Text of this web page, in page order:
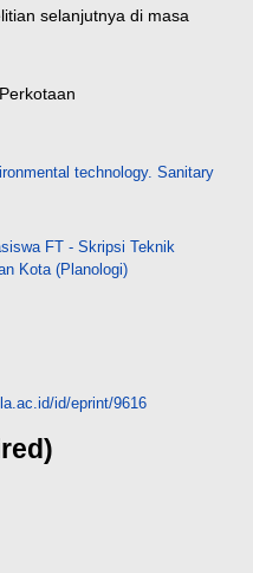
selanjutnya di masa
technology. Sanitary
FT - Skripsi Teknik
Kota (Planologi)
id/eprint/9616